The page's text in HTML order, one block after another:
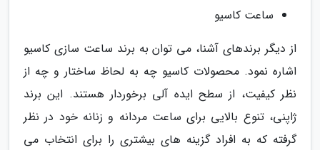
ساعت کاسیو
از دیگر برندهای آشنا، می توان به برند ساعت سازی کاسیو
اشاره نمود. محصولات کاسیو چه به لحاظ ساختار و چه از
نظر کیفیت، از سطح ایده آلی برخوردار هستند. این برند
ژاپنی، تنوع بالایی برای ساعت مردانه و زنانه خود در نظر
گرفته که به افراد گزینه های بیشتری را برای انتخاب می